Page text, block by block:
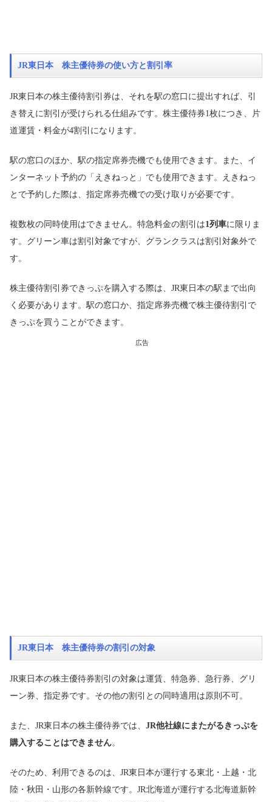
JR東日本 株主優待券の使い方と割引率
JR東日本の株主優待割引券は、それを駅の窓口に提出すれば、引
き替えに割引が受けられる仕組みです。株主優待券1枚につき、片
道運賃・料金が4割引になります。
駅の窓口のほか、駅の指定席券売機でも使用できます。また、イ
ンターネット予約の「えきねっと」でも使用できます。えきねっ
とで予約した際は、指定席券売機での受け取りが必要です。
複数枚の同時使用はできません。特急料金の割引は1列車に限りま
す。グリーン車は割引対象ですが、グランクラスは割引対象外で
す。
株主優待割引券できっぷを購入する際は、JR東日本の駅まで出向
く必要があります。駅の窓口か、指定席券売機で株主優待割引で
きっぷを買うことができます。
広告
JR東日本 株主優待券の割引の対象
JR東日本の株主優待券割引の対象は運賃、特急券、急行券、グリ
ーン券、指定券です。その他の割引との同時適用は原則不可。
また、JR東日本の株主優待券では、 JR他社線にまたがるきっぷを
購入することはできません。
そのため、利用できるのは、JR東日本が運行する東北・上越・北
陸・秋田・山形の各新幹線です。JR北海道が運行する北海道新幹